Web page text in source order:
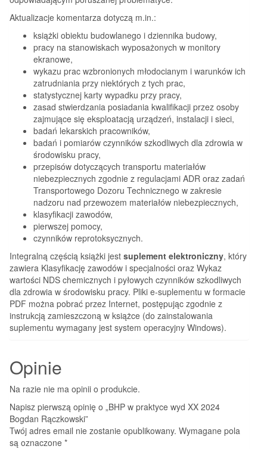
Aktualizacje komentarza dotyczą m.in.:
książki obiektu budowlanego i dziennika budowy,
pracy na stanowiskach wyposażonych w monitory
ekranowe,
wykazu prac wzbronionych młodocianym i warunków ich
zatrudniania przy niektórych z tych prac,
statystycznej karty wypadku przy pracy,
zasad stwierdzania posiadania kwalifikacji przez osoby
zajmujące się eksploatacją urządzeń, instalacji i sieci,
badań lekarskich pracowników,
badań i pomiarów czynników szkodliwych dla zdrowia w
środowisku pracy,
przepisów dotyczących transportu materiałów
niebezpiecznych zgodnie z regulacjami ADR oraz zadań
Transportowego Dozoru Technicznego w zakresie
nadzoru nad przewozem materiałów niebezpiecznych,
klasyfikacji zawodów,
pierwszej pomocy,
czynników reprotoksycznych.
Integralną częścią książki jest suplement elektroniczny, który
zawiera Klasyfikację zawodów i specjalności oraz Wykaz
wartości NDS chemicznych i pyłowych czynników szkodliwych
dla zdrowia w środowisku pracy. Pliki e-suplementu w formacie
PDF można pobrać przez Internet, postępując zgodnie z
instrukcją zamieszczoną w książce (do zainstalowania
suplementu wymagany jest system operacyjny Windows).
Opinie
Na razie nie ma opinii o produkcie.
Napisz pierwszą opinię o „BHP w praktyce wyd XX 2024
Bogdan Rączkowski”
Twój adres email nie zostanie opublikowany. Wymagane pola
są oznaczone *